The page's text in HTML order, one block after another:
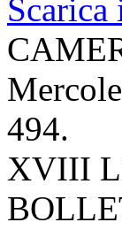
494.
XVIII